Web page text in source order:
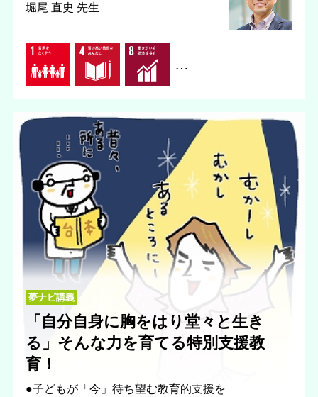
堀尾 直史 先生
…
夢ナビ講義
「自分自身に胸をはり堂々と生き
る」そんな力を育てる特別支援教
育！
●子どもが「今」待ち望む教育的支援を